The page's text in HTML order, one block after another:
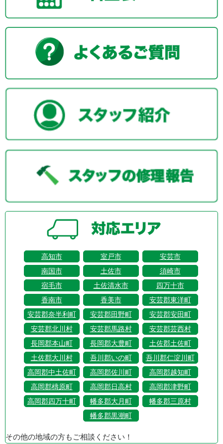
高知市 室戸市
安芸市
南国市
土佐市
須崎市
宿毛市
土佐清水市
四万十市
香南市
香美市
安芸郡東洋町
安芸郡奈半利町
安芸郡田野町
安芸郡安田町
安芸郡北川村
安芸郡馬路村
安芸郡芸西村
長岡郡本山町
長岡郡大豊町
土佐郡土佐町
土佐郡大川村
吾川郡いの町
吾川郡仁淀川町
高岡郡中土佐町
高岡郡佐川町
高岡郡越知町
高岡郡檮原町
高岡郡日高村
高岡郡津野町
高岡郡四万十町
幡多郡大月町
幡多郡三原村
幡多郡黒潮町
その他の地域の方もご相談ください！